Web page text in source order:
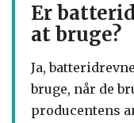
Er
at bruge?
Ja,
bruge, når de
producentens